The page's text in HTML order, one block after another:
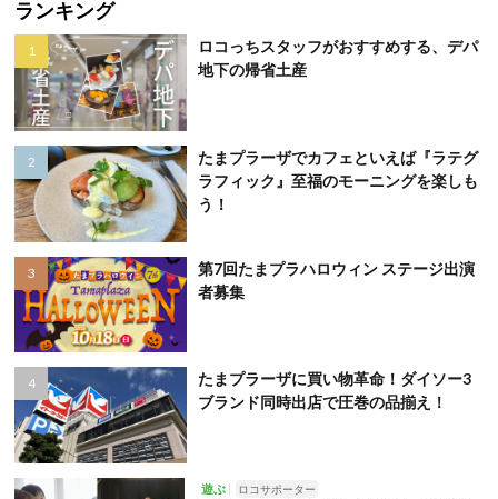
ランキング
ロコっちスタッフがおすすめする、デパ
地下の帰省土産
たまプラーザでカフェといえば『ラテグ
ラフィック』至福のモーニングを楽しも
う！
第7回たまプラハロウィン ステージ出演
者募集
たまプラーザに買い物革命！ダイソー3
ブランド同時出店で圧巻の品揃え！
遊ぶ ロコサポーター